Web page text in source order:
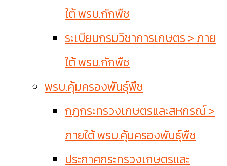
ใต้ พรบ.กักพืช
ระเบียบกรมวิชาการเกษตร > ภาย
ใต้ พรบ.กักพืช
พรบ.คุ้มครองพันธุ์พืช
กฏกระทรวงเกษตรและสหกรณ์ >
ภายใต้ พรบ.คุ้มครองพันธุ์พืช
ประกาศกระทรวงเกษตรและ